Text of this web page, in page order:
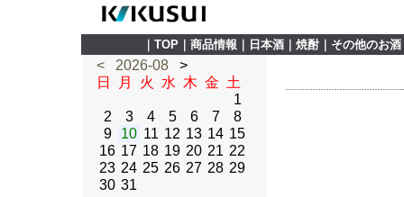
TOP 商品情報 日本酒 焼酎｜ その他のお酒
< 2026-08 >
日
月 火 水 木 金 土
1
2
3 4 5 6 7
8
9
10 11 12 13 14 15
16 17 18 19 20 21 22
23 24 25 26 27 28 29
30 31